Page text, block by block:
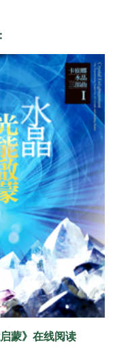
启蒙》在线阅读